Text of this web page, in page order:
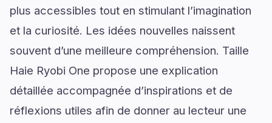
plus accessibles tout en stimulant l’imagination
et la curiosité. Les idées nouvelles naissent
souvent d’une meilleure compréhension. Taille
Haie Ryobi One propose une explication
détaillée accompagnée d’inspirations et de
réflexions utiles afin de donner au lecteur une